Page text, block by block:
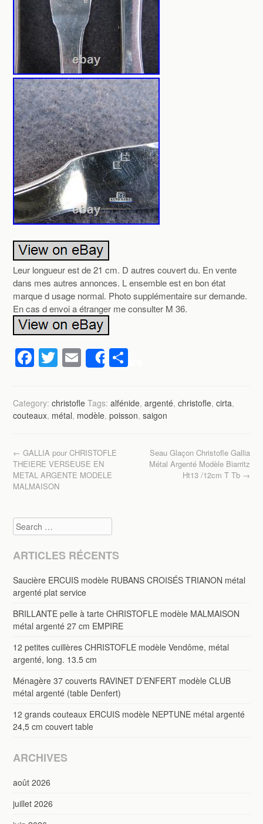
Leur longueur est de 21 cm. D autres couvert du. En vente
dans mes autres annonces. L ensemble est en bon état
marque d usage normal. Photo supplémentaire sur demande.
En cas d envoi a étranger me consulter M 36.
F
c
e
o
o
k
T
tt
er
E
m
ail
Share
ta
g
Category:christofle Tags:alfénide,argenté,christofle,cirta,
couteaux, métal, modèle,poisson,saigon
Post navigation
← GALLIA pour CHRISTOFLE
THEIERE VERSEUSE EN
METAL ARGENTE MODELE
MALMAISON
Seau Glaçon Christofle Gallia
Métal Argenté Modèle Biarritz
Ht13 /12cm T Tb →
Search
ARTICLES RÉCENTS
Saucière ERCUIS modèle RUBANS CROISÉS TRIANON métal
argenté plat service
BRILLANTE pelle à tarte CHRISTOFLE modèle MALMAISON
métal argenté 27 cm EMPIRE
12 petites cuillères CHRISTOFLE modèle Vendôme, métal
argenté, long. 13.5 cm
Ménagère 37 couverts RAVINET D’ENFERT modèle CLUB
métal argenté (table Denfert)
12 grands couteaux ERCUIS modèle NEPTUNE métal argenté
24,5 cm couvert table
ARCHIVES
août 2026
juillet 2026